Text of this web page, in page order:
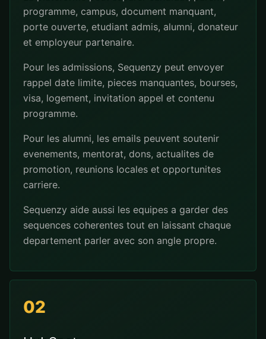
programme, campus, document manquant,
porte ouverte, etudiant admis, alumni, donateur
et employeur partenaire.
Pour les admissions, Sequenzy peut envoyer
rappel date limite, pieces manquantes, bourses,
visa, logement, invitation appel et contenu
programme.
Pour les alumni, les emails peuvent soutenir
evenements, mentorat, dons, actualites de
promotion, reunions locales et opportunites
carriere.
Sequenzy aide aussi les equipes a garder des
sequences coherentes tout en laissant chaque
departement parler avec son angle propre.
02